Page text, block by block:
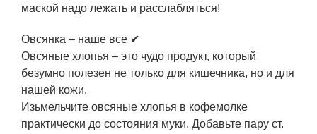
маской надо лежать и расслабляться!
Овсянка – наше все ✔
Овсяные хлопья – это чудо продукт, который
безумно полезен не только для кишечника, но и для
нашей кожи.
Изьмельчите овсяные хлопья в кофемолке
практически до состояния муки. Добавьте пару ст.